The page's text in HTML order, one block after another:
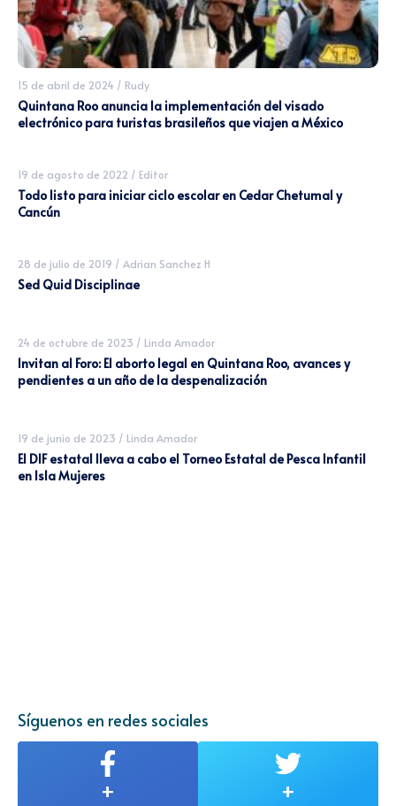
15 de abril de 2024 / Rudy
Quintana Roo anuncia la implementación del visado
electrónico para turistas brasileños que viajen a México
19 de agosto de 2022 / Editor
Todo listo para iniciar ciclo escolar en Cedar Chetumal y
Cancún
28 de julio de 2019 / Adrian Sanchez H
Sed Quid Disciplinae
24 de octubre de 2023 / Linda Amador
Invitan al Foro: El aborto legal en Quintana Roo, avances y
pendientes a un año de la despenalización
19 de junio de 2023 / Linda Amador
El DIF estatal lleva a cabo el Torneo Estatal de Pesca Infantil
en Isla Mujeres
Síguenos en redes sociales
+ +